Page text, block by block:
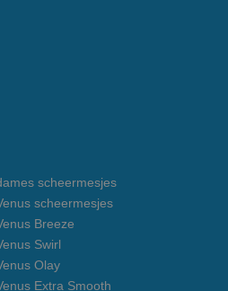
scheermesjes
scheermesjes
Breeze
Swirl
Olay
Extra Smooth